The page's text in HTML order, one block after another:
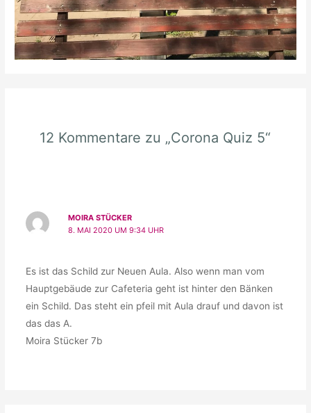
12 Kommentare zu „Corona Quiz 5“
MOIRA STÜCKER
8. MAI 2020 UM 9:34 UHR
Es ist das Schild zur Neuen Aula. Also wenn man vom
Hauptgebäude zur Cafeteria geht ist hinter den Bänken
ein Schild. Das steht ein pfeil mit Aula drauf und davon ist
das das A.
Moira Stücker 7b